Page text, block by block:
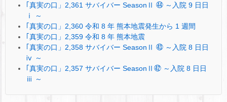
｢真実の口」2,361 サバイバー SeasonⅡ ㊹ ～入院 9 日日
ⅰ ～
｢真実の口」2,360 令和 8 年 熊本地震発生から 1 週間
｢真実の口」2,359 令和 8 年 熊本地震
｢真実の口」2,358 サバイバー SeasonⅡ ㊸ ～入院 8 日日
ⅳ ～
｢真実の口」2,357 サバイバー SeasonⅡ㊷ ～入院 8 日日
ⅲ ～